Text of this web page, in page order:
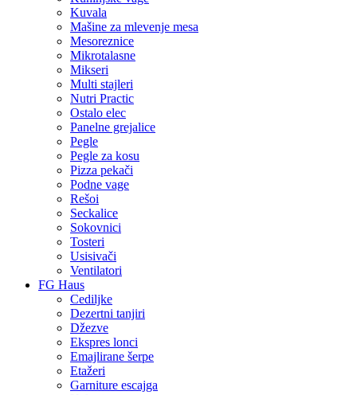
Kuvala
Mašine za mlevenje mesa
Mesoreznice
Mikrotalasne
Mikseri
Multi stajleri
Nutri Practic
Ostalo elec
Panelne grejalice
Pegle
Pegle za kosu
Pizza pekači
Podne vage
Rešoi
Seckalice
Sokovnici
Tosteri
Usisivači
Ventilatori
FG Haus
Cediljke
Dezertni tanjiri
Džezve
Ekspres lonci
Emajlirane šerpe
Etažeri
Garniture escajga